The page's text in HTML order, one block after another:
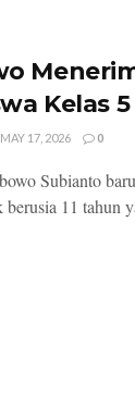
Kelas
17, 2026 0
Subianto
berusia 11 tahun